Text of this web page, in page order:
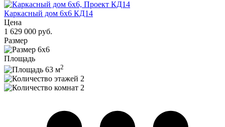
Каркасный дом 6х6 КД14
Цена
1 629 000 руб.
Размер
6х6
Площадь
63 м2
2
2